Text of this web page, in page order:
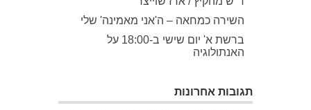
השירה כמחאה – ה'אני מאמינה' שלי
ברשת א' יום שישי ב-18:00 על
האנתולוגיה
תגובות אחרונות